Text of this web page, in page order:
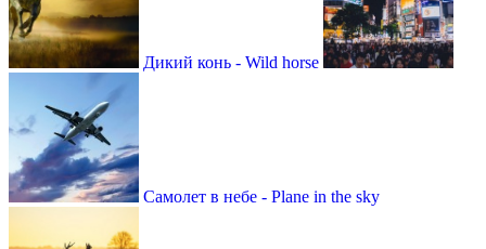
Дикий конь - Wild horse
Самолет в небе - Plane in the sky